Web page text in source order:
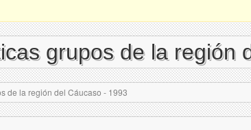
grupos de la región
de la región del Cáucaso - 1993